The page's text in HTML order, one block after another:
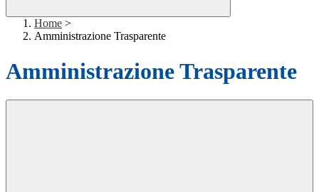
Home >
Amministrazione Trasparente
Amministrazione Trasparente